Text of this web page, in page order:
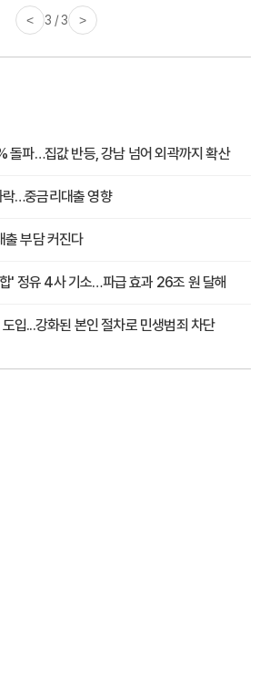
< 3 / 3 >
돌파…집값 반등, 강남 넘어 외곽까지 확산
락…중금리대출 영향
출 부담 커진다
' 정유 4사 기소…파급 효과 26조 원 달해
입...강화된 본인 절차로 민생범죄 차단